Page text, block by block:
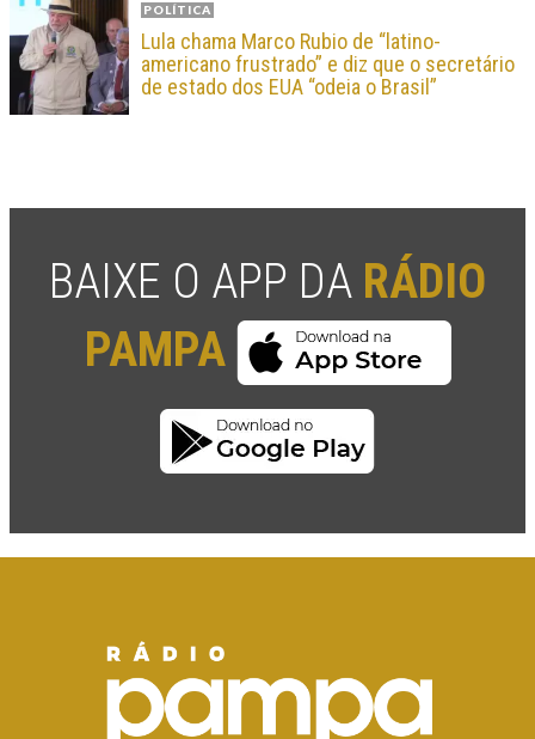
POLÍTICA
Lula chama Marco Rubio de “latino-
americano frustrado” e diz que o secretário
de estado dos EUA “odeia o Brasil”
BAIXE O APP DA RÁDIO
PAMPA